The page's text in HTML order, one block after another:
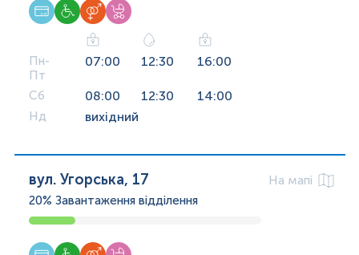
Пн-
Пт
07:00 12:30 16:00
Сб 08:00 12:30 14:00
Нд вихідний
вул. Угорська, 17
На мапі
20% Завантаження відділення